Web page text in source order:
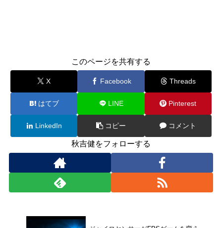
このページを共有する
X Facebook Threads
はてブ LINE Pinterest
LinkedIn コピー コメント
秋吉健をフォローする